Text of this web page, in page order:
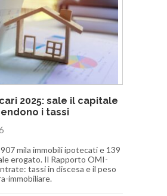
2025: sale il capitale
i tassi
mila immobili ipotecati e 139
erogato. Il Rapporto OMI-
tassi in discesa e il peso
immobiliare.